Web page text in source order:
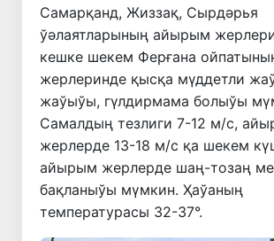
Самарқанд, Жиззақ, Сырдәрья
ўәлаятларының айырым
кешке шекем Ферғана
жерлеринде қысқа мүддетли
жаўыўы, гүлдирмама болыўы
Самалдың тезлиги 7-12 м/с,
жерлерде 13-18 м/с қа шекем
айырым жерлерде шаң-тозаң
бақланыўы мүмкин. Ҳаўаның
температурасы 32-37°.